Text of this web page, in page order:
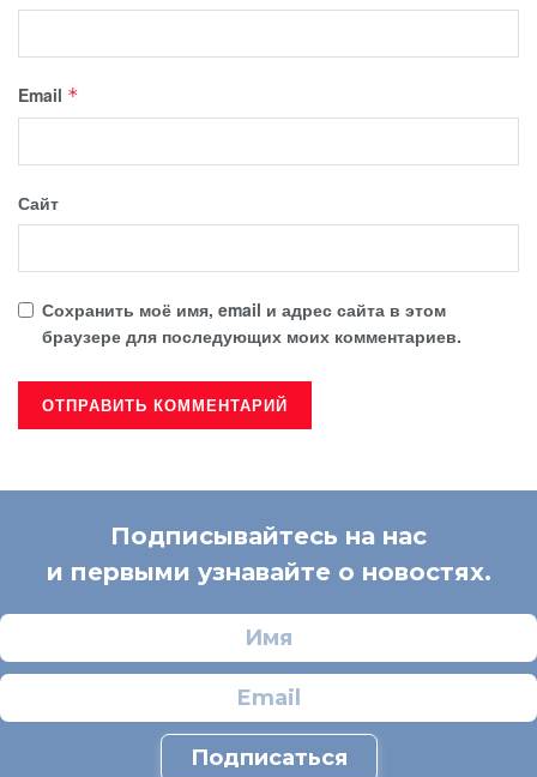
Email *
Сайт
Сохранить моё имя, email и адрес сайта в этом
браузере для последующих моих комментариев.
Подписывайтесь на нас
и первыми узнавайте о новостях.
Подписаться